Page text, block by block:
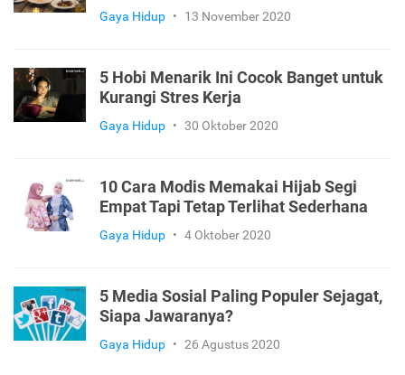
Gaya Hidup • 13 November 2020
5 Hobi Menarik Ini Cocok Banget untuk
Kurangi Stres Kerja
Gaya Hidup • 30 Oktober 2020
10 Cara Modis Memakai Hijab Segi
Empat Tapi Tetap Terlihat Sederhana
Gaya Hidup • 4 Oktober 2020
5 Media Sosial Paling Populer Sejagat,
Siapa Jawaranya?
Gaya Hidup • 26 Agustus 2020